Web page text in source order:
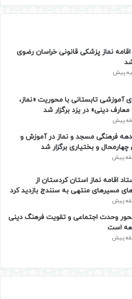
نماز پزشکی قانونی خراسان رضوی
شد
آموزشی تابستانی با محوریت «نماز،
دینی» در یزد برگزار شد
فرهنگی مسجد و نماز در آموزش و
و بختیاری برگزار شد
اقامه نماز استان کردستان از
مسیرهای منتهی به سنندج بازدید کرد
وحدت اجتماعی و تقویت فرهنگ دینی
است